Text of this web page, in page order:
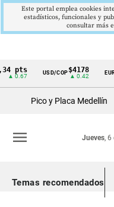
Cintillo
Colombia
pts
0.67
USD/COP$4178
▲ 0.42
EUR/
Pico y Placa Medellín
Jueves,
menu
Temas recomendados
Este portal emplea cookies
estadísticos, funcionales y
consultar más